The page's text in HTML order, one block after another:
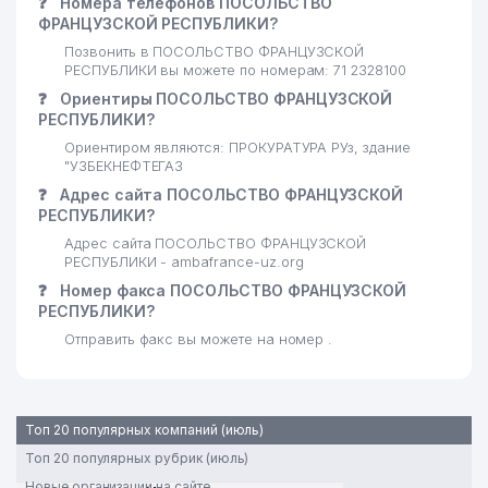
24
ТАШКЕНТА
25 SAFIYA ELEKTRO MONTAJ ООО 171 м
26 NUR-IJOD ТЧСЖ 182 м
27 NBU INVEST GROUP ООО 199 м
28
IMMUNOGEN TEST
ДИАГНОСТИЧЕСКИЙ ЦЕНТР
202 м
ГОСУДАРСТВЕННЫЙ КОМИТЕТ
РЕСПУБЛИКИ УЗБЕКИСТАН ПО
ЭКОЛОГИИ И ОХРАНЕ
ОКРУЖАЮЩЕЙ СРЕДЫ
УЗБЕКИСТАН ГЛАВНОЕ
ОПЕРАЦИОННОЕ ОТДЕЛЕНИЕ
MAX TAXI SERVICE ООО
ФРАНЦУЗСКОЙ РЕСПУБЛИКИ?
Позвонить в ПОСОЛЬСТВО ФРАНЦУЗСКОЙ
РЕСПУБЛИКИ вы можете по номерам: 71 2328100
❓
Ориентиры ПОСОЛЬСТВО ФРАНЦУЗСКОЙ
РЕСПУБЛИКИ?
Ориентиром являются: ПРОКУРАТУРА РУз, здание
"УЗБЕКНЕФТЕГАЗ
❓
Адрес сайта ПОСОЛЬСТВО ФРАНЦУЗСКОЙ
РЕСПУБЛИКИ?
Адрес сайта ПОСОЛЬСТВО ФРАНЦУЗСКОЙ
РЕСПУБЛИКИ - ambafrance-uz.org
❓
Номер факса ПОСОЛЬСТВО ФРАНЦУЗСКОЙ
РЕСПУБЛИКИ?
Отправить факс вы можете на номер .
Топ 20 популярных компаний (июль)
Топ 20 популярных рубрик (июль)